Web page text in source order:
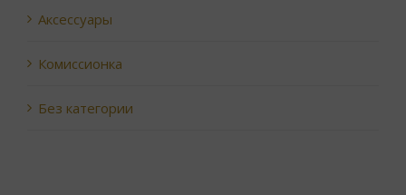
Аксессуары
Комиссионка
Без категории